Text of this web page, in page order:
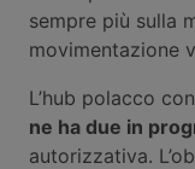
sempre più sulla
movimentazione
L’hub polacco
ne ha due in
autorizzativa.